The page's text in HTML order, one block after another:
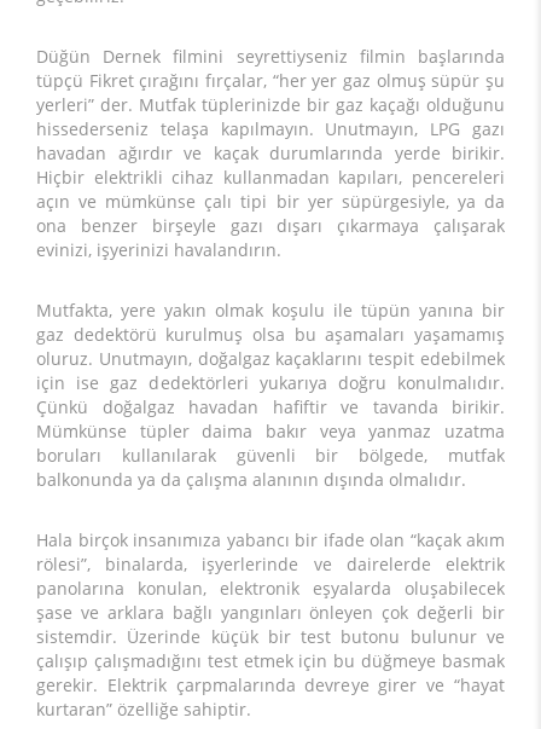
Düğün Dernek filmini seyrettiyseniz filmin başlarında
tüpçü Fikret çırağını fırçalar, “her yer gaz olmuş süpür şu
yerleri” der. Mutfak tüplerinizde bir gaz kaçağı olduğunu
hissederseniz telaşa kapılmayın. Unutmayın, LPG gazı
havadan ağırdır ve kaçak durumlarında yerde birikir.
Hiçbir elektrikli cihaz kullanmadan kapıları, pencereleri
açın ve mümkünse çalı tipi bir yer süpürgesiyle, ya da
ona benzer birşeyle gazı dışarı çıkarmaya çalışarak
evinizi, işyerinizi havalandırın.
Mutfakta, yere yakın olmak koşulu ile tüpün yanına bir
gaz dedektörü kurulmuş olsa bu aşamaları yaşamamış
oluruz. Unutmayın, doğalgaz kaçaklarını tespit edebilmek
için ise gaz dedektörleri yukarıya doğru konulmalıdır.
Çünkü doğalgaz havadan hafiftir ve tavanda birikir.
Mümkünse tüpler daima bakır veya yanmaz uzatma
boruları kullanılarak güvenli bir bölgede, mutfak
balkonunda ya da çalışma alanının dışında olmalıdır.
Hala birçok insanımıza yabancı bir ifade olan “kaçak akım
rölesi”, binalarda, işyerlerinde ve dairelerde elektrik
panolarına konulan, elektronik eşyalarda oluşabilecek
şase ve arklara bağlı yangınları önleyen çok değerli bir
sistemdir. Üzerinde küçük bir test butonu bulunur ve
çalışıp çalışmadığını test etmek için bu düğmeye basmak
gerekir. Elektrik çarpmalarında devreye girer ve “hayat
kurtaran” özelliğe sahiptir.